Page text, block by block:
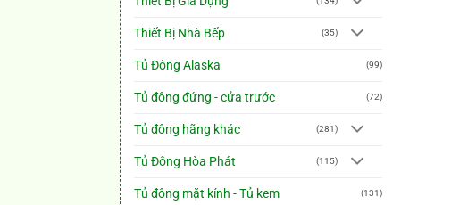
Thiết Bị Nhà Bếp (35)
Tủ Đông Alaska (99)
Tủ đông đứng - cửa trước (72)
Tủ đông hãng khác (281)
Tủ Đông Hòa Phát (115)
Tủ đông mặt kính - Tủ kem (131)